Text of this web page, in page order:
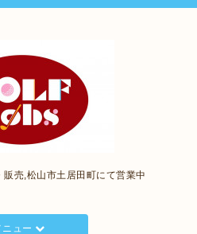
売,松山市土居田町にて営業中
ニュー